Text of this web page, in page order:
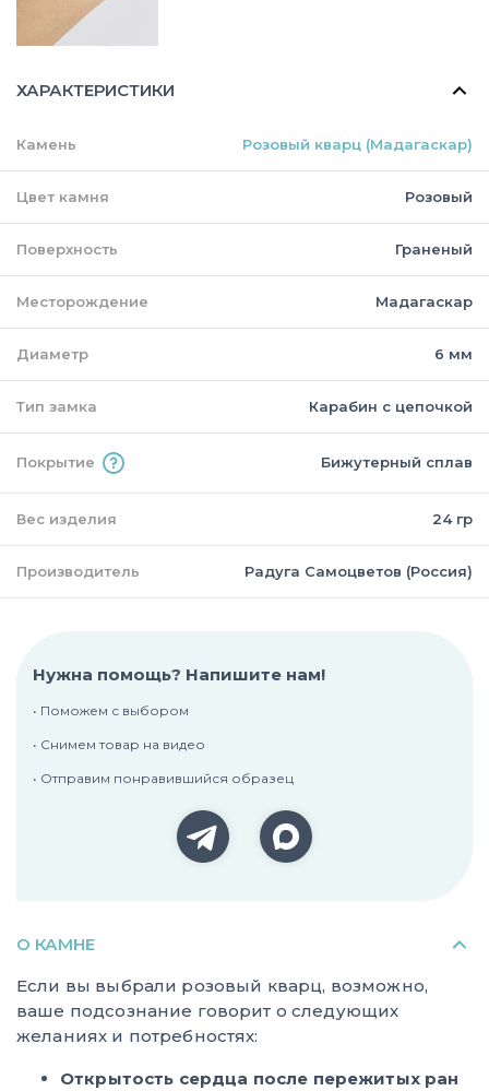
ХАРАКТЕРИСТИКИ
Камень Розовый кварц (Мадагаскар)
Цвет камня Розовый
Поверхность Граненый
Месторождение Мадагаскар
Диаметр 6 мм
Тип замка Карабин с цепочкой
Покрытие Бижутерный сплав
Вес изделия 24 гр
Производитель Радуга Самоцветов (Россия)
Нужна помощь? Напишите нам!
• Поможем с выбором
• Снимем товар на видео
• Отправим понравившийся образец
О КАМНЕ
Если вы выбрали розовый кварц, возможно,
ваше подсознание говорит о следующих
желаниях и потребностях:
Открытость сердца после пережитых ран